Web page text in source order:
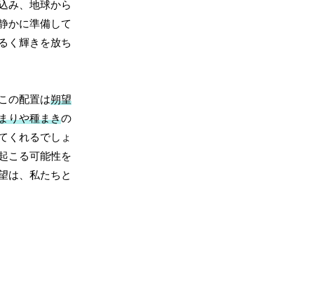
み、地球から
かに準備して
く輝きを放ち
の配置は朔望
りや種まきの
くれるでしょ
こる可能性を
は、私たちと